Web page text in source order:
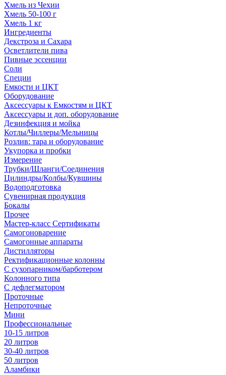
Хмель из Чехии
Хмель 50-100 г
Хмель 1 кг
Ингредиенты
Декстроза и Сахара
Осветлители пива
Пивные эссенции
Соли
Специи
Емкости и ЦКТ
Оборудование
Аксессуары к Емкостям и ЦКТ
Аксессуары и доп. оборудование
Дезинфекция и мойка
Котлы/Чиллеры/Мельницы
Розлив: тара и оборудование
Укупорка и пробки
Измерение
Трубки/Шланги/Соединения
Цилиндры/Колбы/Кувшины
Водоподготовка
Сувенирная продукция
Бокалы
Прочее
Мастер-класс Сертификаты
Самогоноварение
Самогонные аппараты
Дистилляторы
Ректификационные колонны
С сухопарником/барботером
Колонного типа
С дефлегматором
Проточные
Непроточные
Мини
Профессиональные
10-15 литров
20 литров
30-40 литров
50 литров
Аламбики